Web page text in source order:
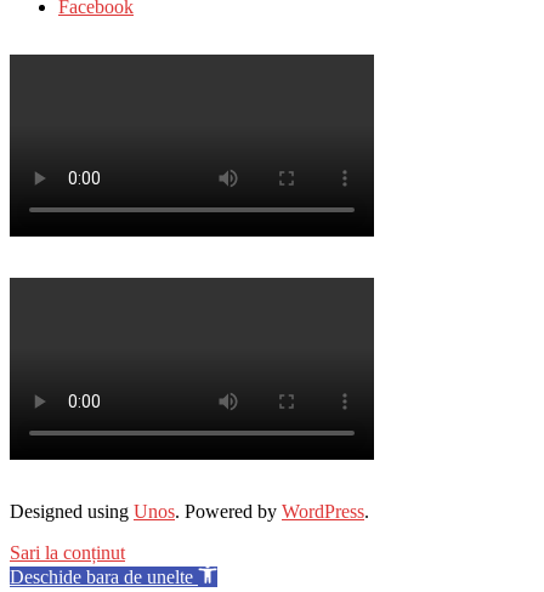
Facebook
Designed using Unos. Powered by WordPress.
Sari la conținut
Deschide bara de unelte